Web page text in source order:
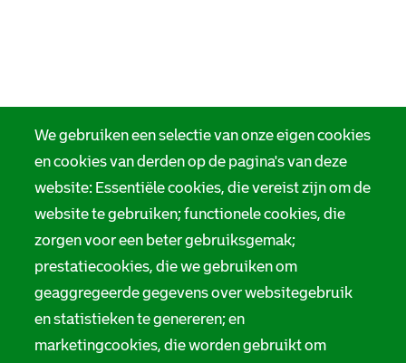
We gebruiken een selectie van onze eigen cookies
en cookies van derden op de pagina's van deze
website: Essentiële cookies, die vereist zijn om de
website te gebruiken; functionele cookies, die
zorgen voor een beter gebruiksgemak;
prestatiecookies, die we gebruiken om
geaggregeerde gegevens over websitegebruik
en statistieken te genereren; en
marketingcookies, die worden gebruikt om